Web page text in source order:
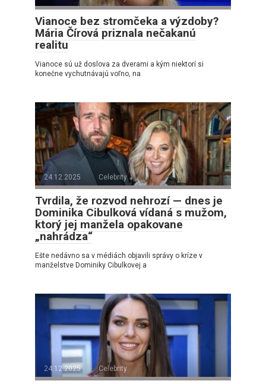
Vianoce bez stromčeka a výzdoby?
Mária Čírová priznala nečakanú
realitu
Vianoce sú už doslova za dverami a kým niektorí si
konečne vychutnávajú voľno, na
24.12.2025 Celebrity
Tvrdila, že rozvod nehrozí — dnes je
Dominika Cibulková vídaná s mužom,
ktorý jej manžela opakovane
„nahrádza“
Ešte nedávno sa v médiách objavili správy o kríze v
manželstve Dominiky Cibulkovej a
24.12.2025 Celebrity